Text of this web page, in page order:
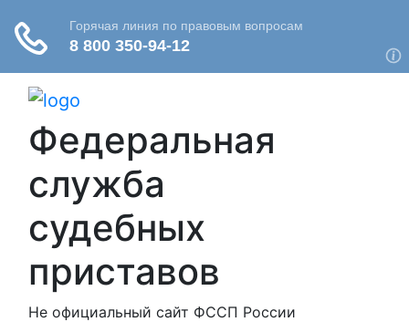
Федеральная
служба
судебных
приставов
Не официальный сайт ФССП России